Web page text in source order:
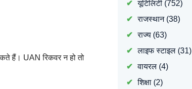
हैं। UAN रिकवर न हो तो
यूटिलिटी(752)
राजस्थान(38)
राज्य(63)
लाइफ स्टाइल(31)
वायरल(4)
शिक्षा(2)